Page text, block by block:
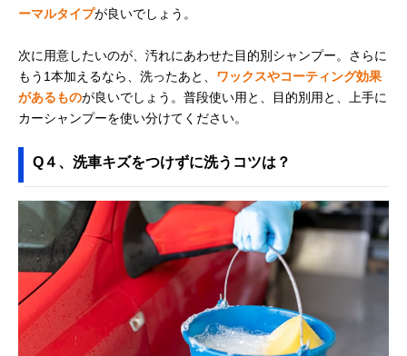
ーマルタイプが良いでしょう。
次に用意したいのが、汚れにあわせた目的別シャンプー。さらに
もう1本加えるなら、洗ったあと、 ワックスやコーティング効果
があるものが良いでしょう。普段使い用と、目的別用と、上手に
カーシャンプーを使い分けてください。
Q４、洗車キズをつけずに洗うコツは？